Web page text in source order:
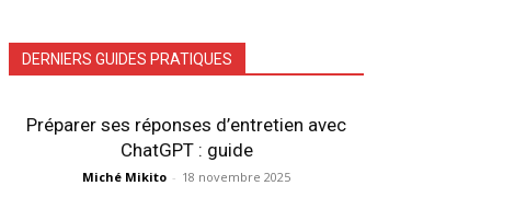
DERNIERS GUIDES PRATIQUES
Préparer ses réponses d’entretien avec
ChatGPT : guide
Miché Mikito - 18 novembre 2025